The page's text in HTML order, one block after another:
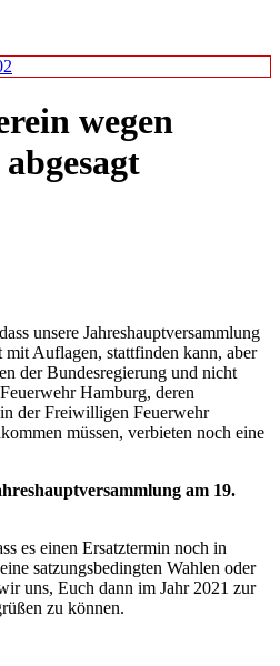
wegen
unsere Jahreshauptversammlung
Auflagen, stattfinden kann, aber
der Bundesregierung und nicht
Hamburg, deren
der Freiwilligen Feuerwehr
müssen, verbieten noch eine
am 19.
es einen Ersatztermin noch in
satzungsbedingten Wahlen oder
uns, Euch dann im Jahr 2021 zur
zu können.